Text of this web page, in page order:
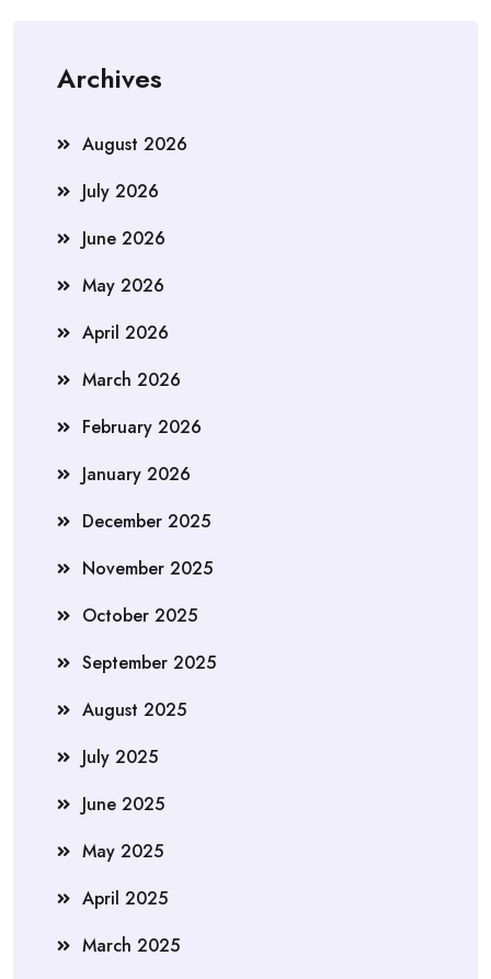
Archives
August 2026
July 2026
June 2026
May 2026
April 2026
March 2026
February 2026
January 2026
December 2025
November 2025
October 2025
September 2025
August 2025
July 2025
June 2025
May 2025
April 2025
March 2025